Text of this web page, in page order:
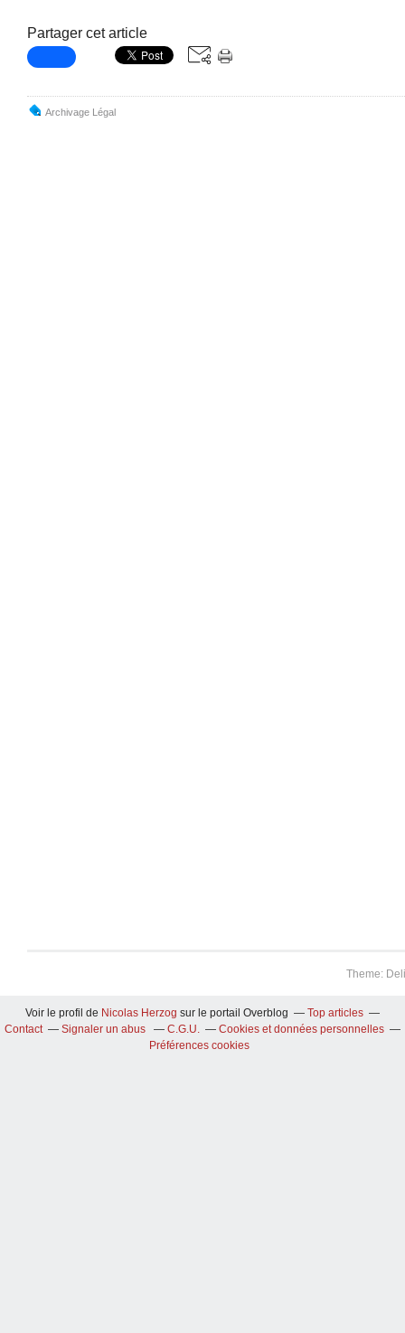
Partager cet article
Archivage Légal
Theme:
Voir le profil de Nicolas Herzog sur le portail Overblog
Top articles
Contact
Signaler un abus C.G.U.
Cookies et données personnelles
Préférences cookies